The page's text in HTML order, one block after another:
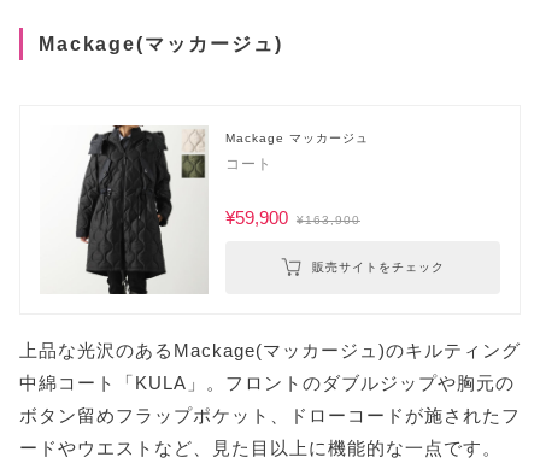
Mackage(マッカージュ)
Mackage マッカージュ
コート
¥59,900 ¥163,900
販売サイトをチェック
上品な光沢のあるMackage(マッカージュ)のキルティング
中綿コート「KULA」。フロントのダブルジップや胸元の
ボタン留めフラップポケット、ドローコードが施されたフ
ードやウエストなど、見た目以上に機能的な一点です。